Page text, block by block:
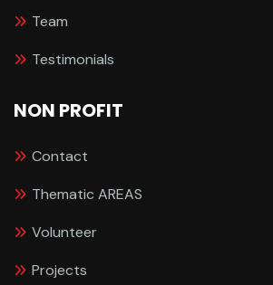
Team
Testimonials
NON PROFIT
Contact
Thematic AREAS
Volunteer
Projects